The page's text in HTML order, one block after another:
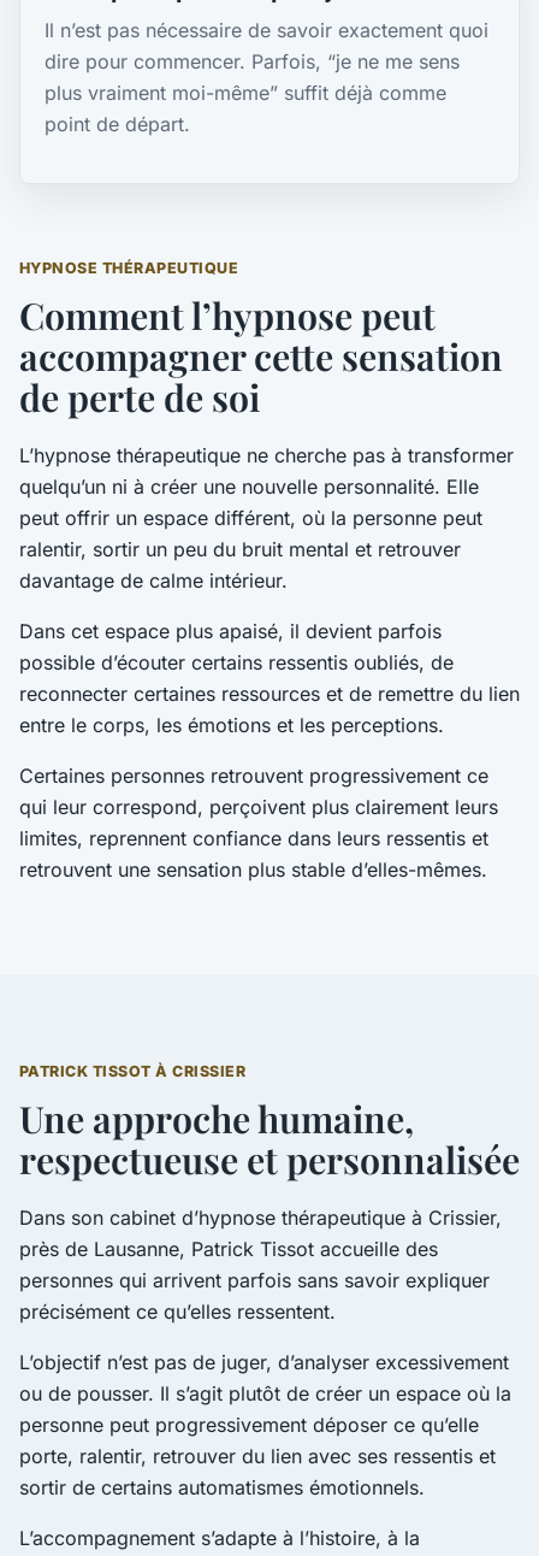
Il n’est pas nécessaire de savoir exactement quoi
dire pour commencer. Parfois, “je ne me sens
plus vraiment moi-même” suffit déjà comme
point de départ.
HYPNOSE THÉRAPEUTIQUE
Comment l’hypnose peut
accompagner cette sensation
de perte de soi
L’hypnose thérapeutique ne cherche pas à transformer
quelqu’un ni à créer une nouvelle personnalité. Elle
peut offrir un espace différent, où la personne peut
ralentir, sortir un peu du bruit mental et retrouver
davantage de calme intérieur.
Dans cet espace plus apaisé, il devient parfois
possible d’écouter certains ressentis oubliés, de
reconnecter certaines ressources et de remettre du lien
entre le corps, les émotions et les perceptions.
Certaines personnes retrouvent progressivement ce
qui leur correspond, perçoivent plus clairement leurs
limites, reprennent confiance dans leurs ressentis et
retrouvent une sensation plus stable d’elles-mêmes.
PATRICK TISSOT À CRISSIER
Une approche humaine,
respectueuse et personnalisée
Dans son cabinet d’hypnose thérapeutique à Crissier,
près de Lausanne, Patrick Tissot accueille des
personnes qui arrivent parfois sans savoir expliquer
précisément ce qu’elles ressentent.
L’objectif n’est pas de juger, d’analyser excessivement
ou de pousser. Il s’agit plutôt de créer un espace où la
personne peut progressivement déposer ce qu’elle
porte, ralentir, retrouver du lien avec ses ressentis et
sortir de certains automatismes émotionnels.
L’accompagnement s’adapte à l’histoire, à la